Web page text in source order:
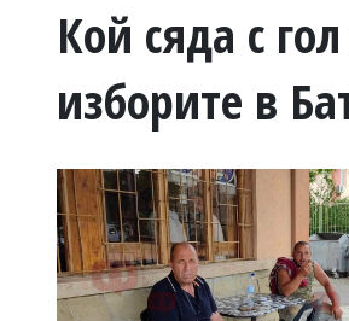
ВОЙНАТА
УКРАЙНА
РАЗСЛЕДВАНЕ
БИЗНЕС
Кой сяда с
изборите в